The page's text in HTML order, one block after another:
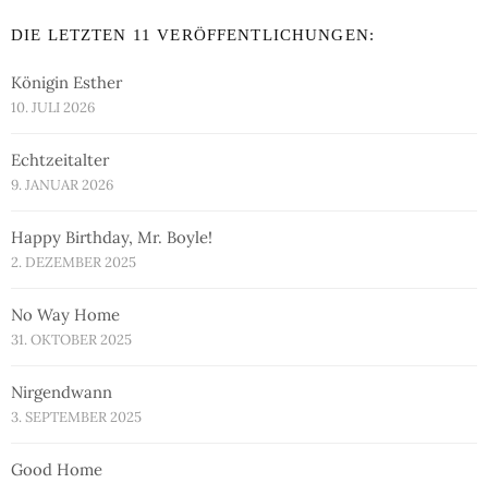
DIE LETZTEN 11 VERÖFFENTLICHUNGEN:
Königin Esther
10. JULI 2026
Echtzeitalter
9. JANUAR 2026
Happy Birthday, Mr. Boyle!
2. DEZEMBER 2025
No Way Home
31. OKTOBER 2025
Nirgendwann
3. SEPTEMBER 2025
Good Home